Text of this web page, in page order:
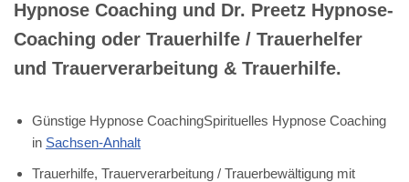
Hypnose Coaching und Dr. Preetz Hypnose-
Coaching oder Trauerhilfe / Trauerhelfer
und Trauerverarbeitung & Trauerhilfe.
Günstige Hypnose CoachingSpirituelles Hypnose Coaching
in Sachsen-Anhalt
Trauerhilfe, Trauerverarbeitung / Trauerbewältigung mit